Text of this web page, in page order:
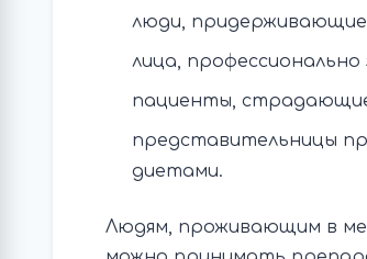
люди,
лица,
пациенты,
представительницы
диетами.
Людям, проживающим в